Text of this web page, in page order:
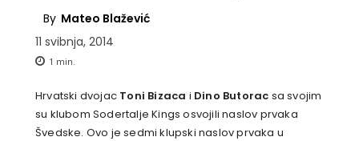
By Mateo Blažević
11 svibnja, 2014
1 min.
Hrvatski dvojac Toni Bizaca i Dino Butorac sa svojim
su klubom Sodertalje Kings osvojili naslov prvaka
Švedske. Ovo je sedmi klupski naslov prvaka u